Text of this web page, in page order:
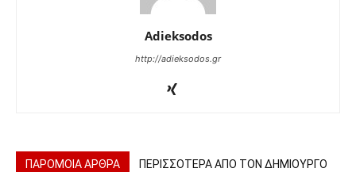
Adieksodos
http://adieksodos.gr
ΠΑΡΟΜΟΙΑ ΑΡΘΡΑ ΠΕΡΙΣΣΟΤΕΡΑ ΑΠΟ ΤΟΝ ΔΗΜΙΟΥΡΓΟ